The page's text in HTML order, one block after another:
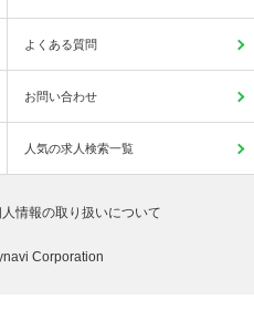
よくある質問
お問い合わせ
人気の求人検索一覧
情報の取り扱いについて
Corporation